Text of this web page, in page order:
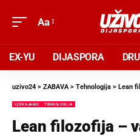
Aa
EX-YU DIJASPORA
uzivo24 > ZABAVA> Tehnologija > Lean
IZDVAJAMO TEHNOLOGIJA
Lean filozofija –